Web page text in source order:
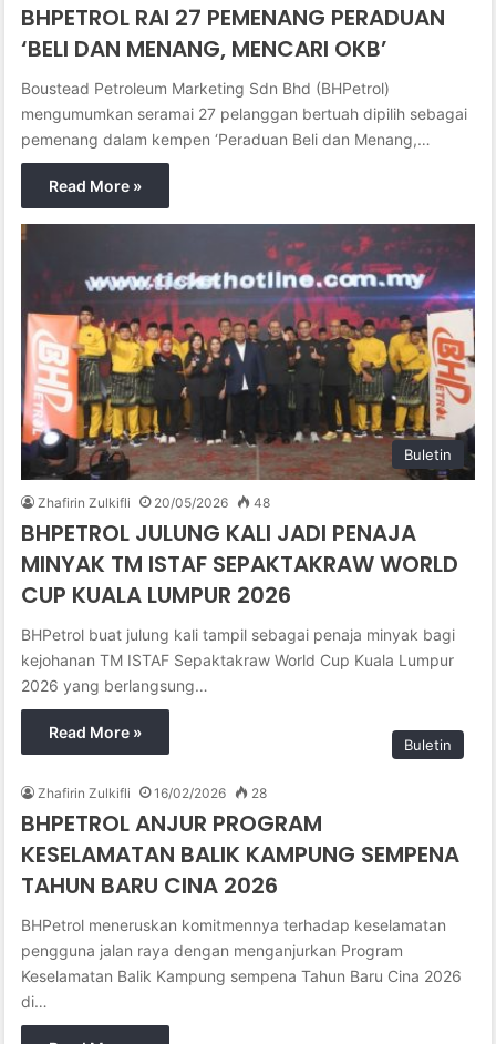
BHPETROL RAI 27 PEMENANG PERADUAN
‘BELI DAN MENANG, MENCARI OKB’
Boustead Petroleum Marketing Sdn Bhd (BHPetrol)
mengumumkan seramai 27 pelanggan bertuah dipilih sebagai
pemenang dalam kempen ‘Peraduan Beli dan Menang,…
Read More »
Buletin
Zhafirin Zulkifli 20/05/2026 48
BHPETROL JULUNG KALI JADI PENAJA
MINYAK TM ISTAF SEPAKTAKRAW WORLD
CUP KUALA LUMPUR 2026
BHPetrol buat julung kali tampil sebagai penaja minyak bagi
kejohanan TM ISTAF Sepaktakraw World Cup Kuala Lumpur
2026 yang berlangsung…
Read More »
Buletin
Zhafirin Zulkifli 16/02/2026 28
BHPETROL ANJUR PROGRAM
KESELAMATAN BALIK KAMPUNG SEMPENA
TAHUN BARU CINA 2026
BHPetrol meneruskan komitmennya terhadap keselamatan
pengguna jalan raya dengan menganjurkan Program
Keselamatan Balik Kampung sempena Tahun Baru Cina 2026
di…